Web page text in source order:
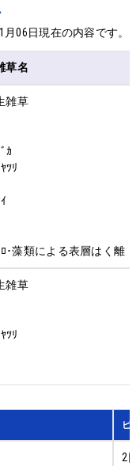
月06日現在の内容です。
草名
雑草
ｶ
ﾂﾘ
ﾛ･藻類による表層はく離
雑草
ﾂﾘ
ピ
2